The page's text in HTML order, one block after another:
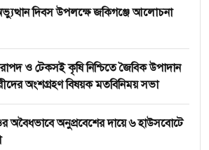
দিবস উপলক্ষে জকিগঞ্জে আলোচনা
ও টেকসই কৃষি নিশ্চিতে জৈবিক উপাদান
অংশগ্রহণ বিষয়ক মতবিনিময় সভা
অবৈধভাবে অনুপ্রবেশের দায়ে ৬ হাউসবোটে